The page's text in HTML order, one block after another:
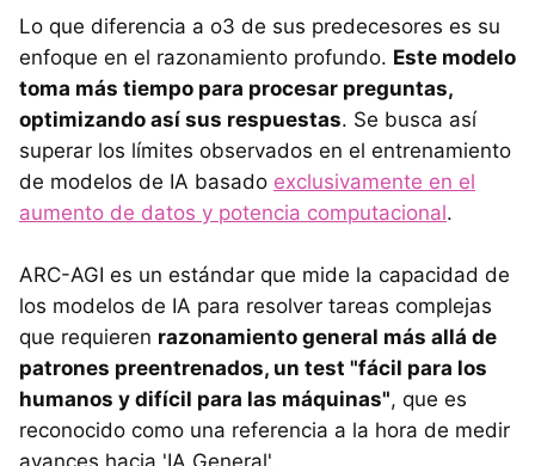
Lo que diferencia a o3 de sus predecesores es su
enfoque en el razonamiento profundo. Este modelo
toma más tiempo para procesar preguntas,
optimizando así sus respuestas. Se busca así
superar los límites observados en el entrenamiento
de modelos de IA basado exclusivamente en el
aumento de datos y potencia computacional.
ARC-AGI es un estándar que mide la capacidad de
los modelos de IA para resolver tareas complejas
que requieren razonamiento general más allá de
patrones preentrenados, un test "fácil para los
humanos y difícil para las máquinas", que es
reconocido como una referencia a la hora de medir